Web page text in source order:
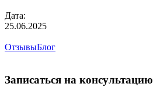
Дата:
25.06.2025
ОтзывыБлог
Записаться на консультацию